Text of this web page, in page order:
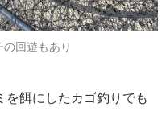
回遊もあり
を餌にしたカゴ釣りでも